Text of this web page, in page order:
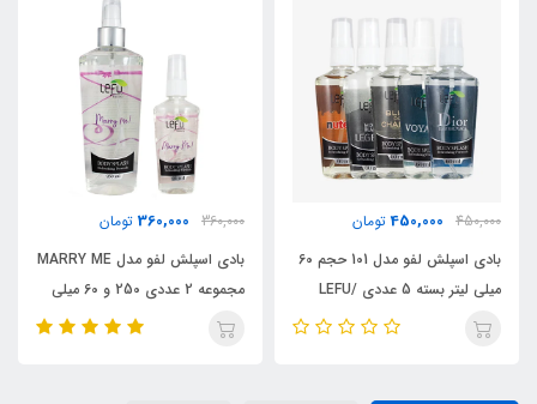
450,000
450,000 تومان
بادی اسپلش لفو مدل 101 حجم 60
میلی لیتر بسته 5 عددی /LEFU
360,000
360,000 تومان
بادی اسپلش لفو مدل MARRY ME
مجموعه 2 عددی 250 و 60 میلی
لیتر/ LEFU